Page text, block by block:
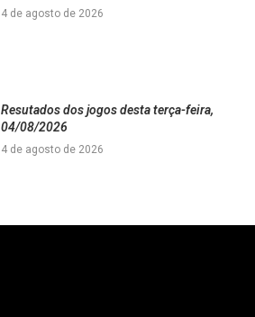
4 de agosto de 2026
Resutados dos jogos desta terça-feira,
04/08/2026
4 de agosto de 2026